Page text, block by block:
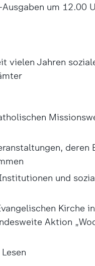
um 12.00
vielen Jahren
deren
und
Kirche
Aktion